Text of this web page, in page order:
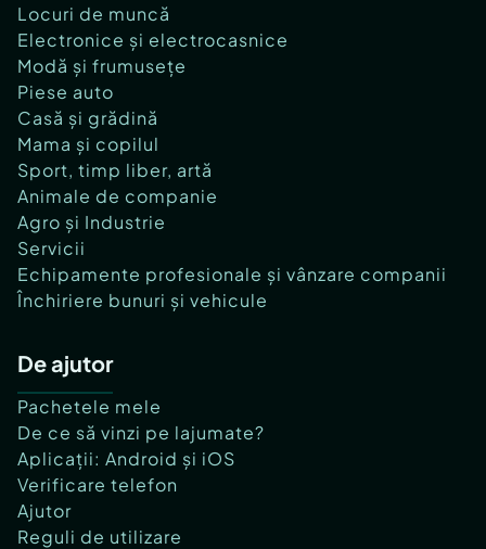
Locuri de muncă
Electronice și electrocasnice
Modă și frumusețe
Piese auto
Casă și grădină
Mama și copilul
Sport, timp liber, artă
Animale de companie
Agro și Industrie
Servicii
Echipamente profesionale și vânzare companii
Închiriere bunuri și vehicule
De ajutor
Pachetele mele
De ce să vinzi pe lajumate?
Aplicații: Android și iOS
Verificare telefon
Ajutor
Reguli de utilizare